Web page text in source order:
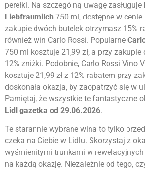
perełki. Na szczególną uwagę zasługuje
Liebfraumilch 750 ml, dostępne w cenie
zakupie dwóch butelek otrzymasz 15%
również win Carlo Rossi. Popularne
750 ml kosztuje 21,99 zł, a przy
12% zniżki. Podobnie, Carlo Rossi Vino
kosztuje 21,99 zł z 12% rabatem przy
doskonała okazja, by zaopatrzyć się w
Pamiętaj, że wszystkie te fantastyczne
Lidl gazetka od 29.06.2026.
Te starannie wybrane wina to tylko
czeka na Ciebie w Lidlu. Skorzystaj z
wyśmienitymi trunkami w rewelacyjnych
na każdą okazję. Niezależnie od tego,